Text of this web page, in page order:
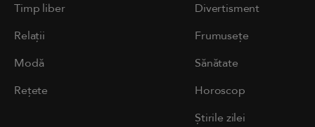
Timp liber
Relații
Modă
Rețete
Divertisment
Frumusețe
Sănătate
Horoscop
Știrile zilei